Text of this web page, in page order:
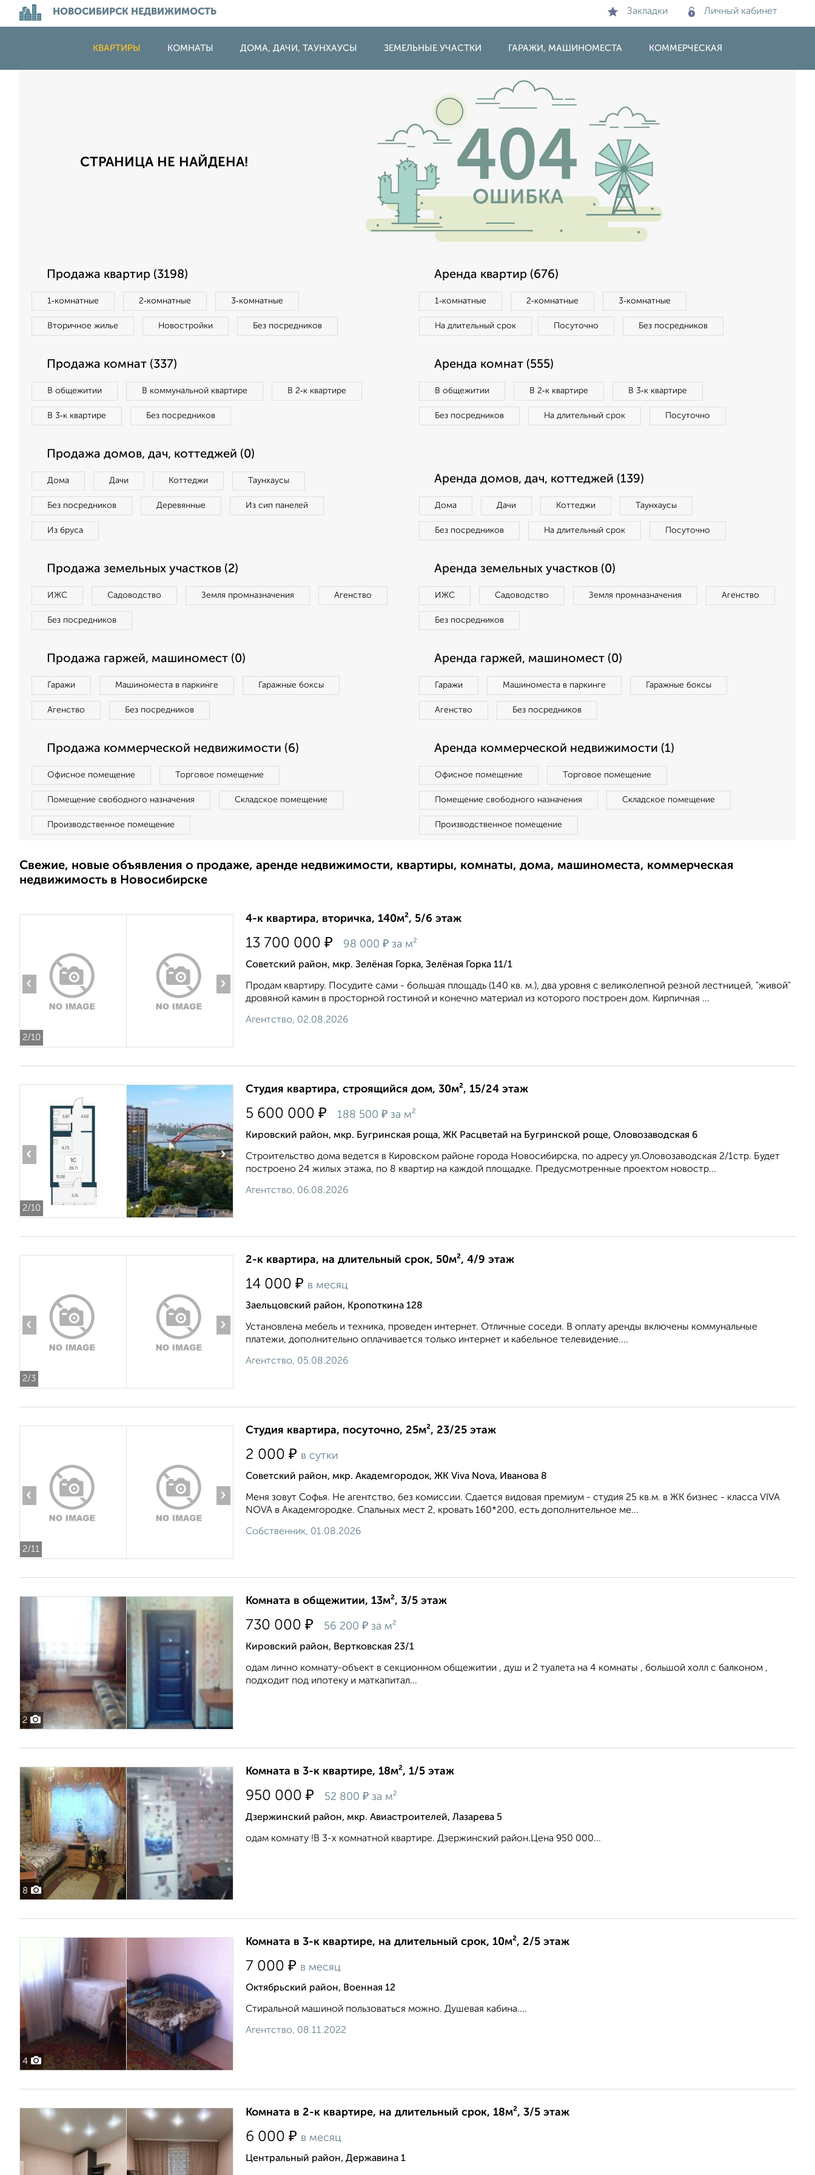
НОВОСИБИРСК НЕДВИЖИМОСТЬ Закладки Личный кабинет
КВАРТИРЫ КОМНАТЫ ДОМА, ДАЧИ, ТАУНХАУСЫ ЗЕМЕЛЬНЫЕ УЧАСТКИ ГАРАЖИ, МАШИНОМЕСТА КОММЕРЧЕСКАЯ
СТРАНИЦА НЕ НАЙДЕНА!
Продажа квартир (3198)
1‑комнатные 2‑комнатные 3‑комнатные
Вторичное жилье Новостройки Без посредников
Аренда квартир (676)
1‑комнатные 2‑комнатные 3‑комнатные
На длительный срок Посуточно Без посредников
Продажа комнат (337)
В общежитии В коммунальной квартире В 2‑к квартире
В 3‑к квартире Без посредников
Аренда комнат (555)
В общежитии В 2‑к квартире В 3‑к квартире
Без посредников На длительный срок Посуточно
Продажа домов, дач, коттеджей (0)
Дома Дачи Коттеджи Таунхаусы
Без посредников Деревянные Из сип панелей
Из бруса
Аренда домов, дач, коттеджей (139)
Дома Дачи Коттеджи Таунхаусы
Без посредников На длительный срок Посуточно
Продажа земельных участков (2)
ИЖС Садоводство Земля промназначения Агенство
Без посредников
Аренда земельных участков (0)
ИЖС Садоводство Земля промназначения Агенство
Без посредников
Продажа гаржей, машиномест (0)
Гаражи Машиноместа в паркинге Гаражные боксы
Агенство Без посредников
Аренда гаржей, машиномест (0)
Гаражи Машиноместа в паркинге Гаражные боксы
Агенство Без посредников
Продажа коммерческой недвижимости (6)
Офисное помещение Торговое помещение
Помещение свободного назначения Складское помещение
Производственное помещение
Аренда коммерческой недвижимости (1)
Офисное помещение Торговое помещение
Помещение свободного назначения Складское помещение
Производственное помещение
Свежие, новые объявления о продаже, аренде недвижимости, квартиры, комнаты, дома, машиноместа, коммерческая
недвижимость в Новосибирске
2/10
‹ ›
4-к квартира, вторичка, 140м², 5/6 этаж
13 700 000 ₽ 98 000 ₽ за м²
Советский район, мкр. Зелёная Горка, Зелёная Горка 11/1
Продам квартиру. Посудите сами - большая площадь (140 кв. м.), два уровня с великолепной резной лестницей, "живой"
дровяной камин в просторной гостиной и конечно материал из которого построен дом. Кирпичная ...
Агентство, 02.08.2026
2/10
‹ ›
Студия квартира, строящийся дом, 30м², 15/24 этаж
5 600 000 ₽ 188 500 ₽ за м²
Кировский район, мкр. Бугринская роща, ЖК Расцветай на Бугринской роще, Оловозаводская 6
Строительство дома ведется в Кировском районе города Новосибирска, по адресу ул.Оловозаводская 2/1стр. Будет
построено 24 жилых этажа, по 8 квартир на каждой площадке. Предусмотренные проектом новостр...
Агентство, 06.08.2026
2/3
‹ ›
2-к квартира, на длительный срок, 50м², 4/9 этаж
14 000 ₽ в месяц
Заельцовский район, Кропоткина 128
Установлена мебель и техника, проведен интернет. Отличные соседи. В оплату аренды включены коммунальные
платежи, дополнительно оплачивается только интернет и кабельное телевидение....
Агентство, 05.08.2026
2/11
‹ ›
Студия квартира, посуточно, 25м², 23/25 этаж
2 000 ₽ в сутки
Советский район, мкр. Академгородок, ЖК Viva Nova, Иванова 8
Меня зовут Софья. Не агентство, без комиссии. Сдается видовая премиум - студия 25 кв.м. в ЖК бизнес - класса VIVA
NOVA в Академгородке. Спальных мест 2, кровать 160*200, есть дополнительное ме...
Собственник, 01.08.2026
2
Комната в общежитии, 13м², 3/5 этаж
730 000 ₽ 56 200 ₽ за м²
Кировский район, Вертковская 23/1
одам лично комнату-объект в секционном общежитии , душ и 2 туалета на 4 комнаты , большой холл с балконом ,
подходит под ипотеку и маткапитал...
8
Комната в 3-к квартире, 18м², 1/5 этаж
950 000 ₽ 52 800 ₽ за м²
Дзержинский район, мкр. Авиастроителей, Лазарева 5
одам комнату !В 3-х комнатной квартире. Дзержинский район.Цена 950 000...
4
Комната в 3-к квартире, на длительный срок, 10м², 2/5 этаж
7 000 ₽ в месяц
Октябрьский район, Военная 12
Стиральной машиной пользоваться можно. Душевая кабина....
Агентство, 08.11.2022
Комната в 2-к квартире, на длительный срок, 18м², 3/5 этаж
6 000 ₽ в месяц
Центральный район, Державина 1